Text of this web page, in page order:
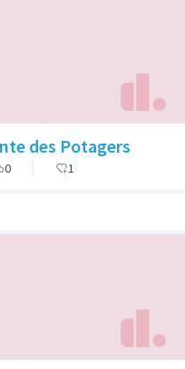
des Potagers
0 1